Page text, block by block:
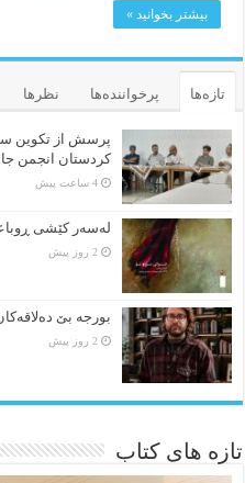
بیشتر بخوانید »
تازه‌ها پرخواننده‌ها نظرها
پرسش از تکوین
کردستان انجمن
4 ساعت پیش
لەسەر کێشی
2 روز پیش
بورجە بێ
2 روز پیش
تازه های کتاب